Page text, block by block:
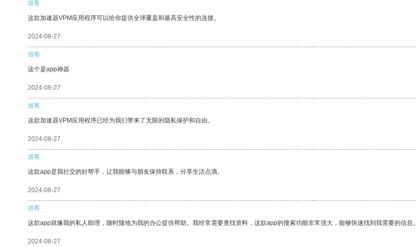
游客
这款加速器VPM应用程序可以给你提供全球覆盖和最高安全性的连接。
2024-08-27
游客
这个是app神器
2024-08-27
游客
这款加速器VPM应用程序已经为我们带来了无限的隐私保护和自由。
2024-08-27
游客
这款app是我社交的好帮手，让我能够与朋友保持联系，分享生活点滴。
2024-08-27
游客
这款app就像我的私人助理，随时随地为我的办公提供帮助。我经常需要查找资料，这款app的搜索功能非常强大，能够快速找到我需要的信息。
2024-08-27